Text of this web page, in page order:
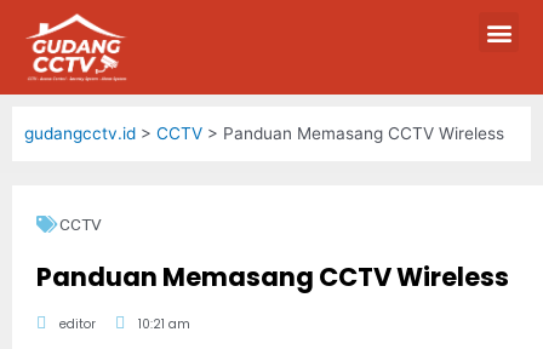
gudangcctv.id > CCTV > Panduan Memasang CCTV Wireless
CCTV
Panduan Memasang CCTV Wireless
editor 10:21 am